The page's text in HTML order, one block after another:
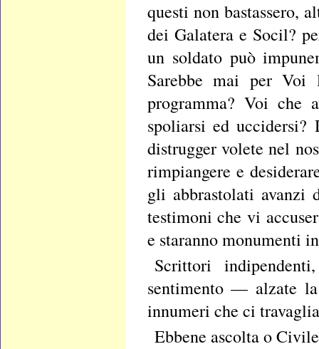
questi non bastassero,
dei Galatera e Socil?
un soldato può
Sarebbe mai per
programma? Voi che
spoliarsi ed uccidersi?
distrugger volete nel
rimpiangere e
gli abbrastolati avanzi
testimoni che vi
e staranno monumenti
Scrittori
sentimento — alzate
innumeri che ci
Ebbene ascolta o